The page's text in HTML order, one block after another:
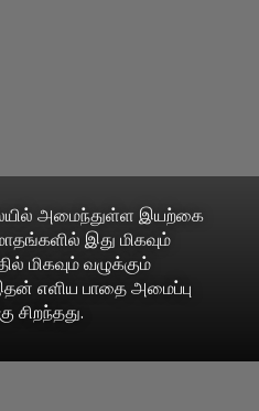
அமைந்துள்ள இயற்கை
இது மிகவும்
மிகவும் வழுக்கும்
எளிய பாதை அமைப்பு
சிறந்தது.